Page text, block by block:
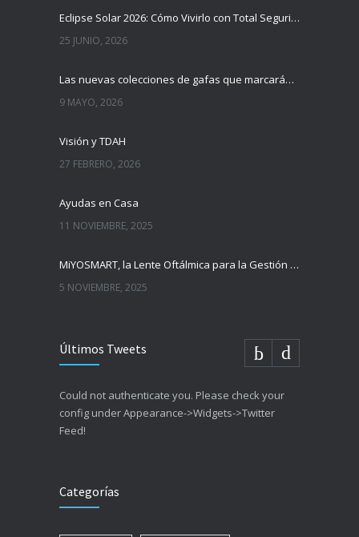
Eclipse Solar 2026: Cómo Vivirlo con Total Seguridad
25 JUNIO, 2026
Las nuevas colecciones de gafas que marcarán tendencia esta temporada
9 MAYO, 2026
Visión y TDAH
27 FEBRERO, 2026
Ayudas en Casa
11 NOVIEMBRE, 2025
MiYOSMART, la Lente Oftálmica para la Gestión de la Miopía Infantil
5 NOVIEMBRE, 2025
Últimos Tweets
Could not authenticate you. Please check your
config under Appearance->Widgets->Twitter
Feed!
Categorías